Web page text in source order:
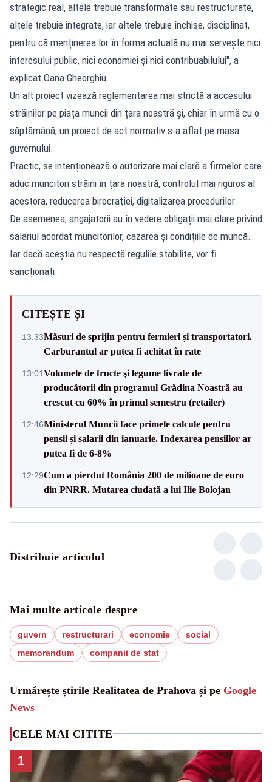
strategic real, altele trebuie transformate sau restructurate,
altele trebuie integrate, iar altele trebuie închise, disciplinat,
pentru că menținerea lor în forma actuală nu mai servește nici
interesului public, nici economiei și nici contribuabilului", a
explicat Oana Gheorghiu.
Un alt proiect vizează reglementarea mai strictă a accesului
străinilor pe piața muncii din țara noastră și, chiar în urmă cu o
săptămână, un proiect de act normativ s-a aflat pe masa
guvernului.
Practic, se intenționează o autorizare mai clară a firmelor care
aduc muncitori străini în țara noastră, controlul mai riguros al
acestora, reducerea birocraţiei, digitalizarea procedurilor.
De asemenea, angajatorii au în vedere obligații mai clare privind
salariul acordat muncitorilor, cazarea și condițiile de muncă.
Iar dacă aceștia nu respectă regulile stabilite, vor fi
sancționați.
CITEȘTE ȘI
13:33Măsuri de sprijin pentru fermieri și transportatori.
Carburantul ar putea fi achitat în rate
13:01Volumele de fructe şi legume livrate de
producătorii din programul Grădina Noastră au
crescut cu 60% în primul semestru (retailer)
12:46Ministerul Muncii face primele calcule pentru
pensii și salarii din ianuarie. Indexarea pensiilor ar
putea fi de 6-8%
12:29Cum a pierdut România 200 de milioane de euro
din PNRR. Mutarea ciudată a lui Ilie Bolojan
Distribuie articolul
Mai multe articole despre
guvern restructurari economie
social
memorandum
companii de stat
Urmărește știrile Realitatea de Prahova și pe Google
News
CELE MAI CITITE
1